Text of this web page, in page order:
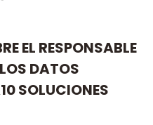
EL RESPONSABLE
DATOS
SOLUCIONES